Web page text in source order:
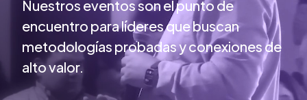
Nuestros eventos son el punto de
encuentro para líderes que buscan
metodologías probadas y conexiones de
alto valor.